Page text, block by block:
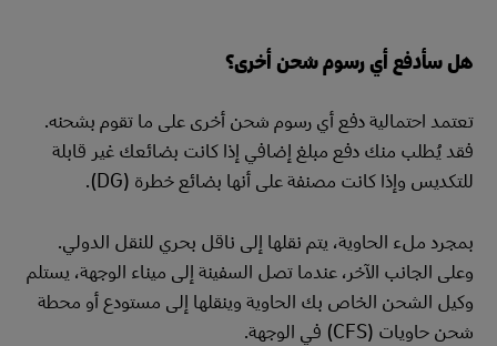
هل سأدفع أي رسوم شحن أخرى؟
تعتمد احتمالية دفع أي رسوم شحن أخرى على ما تقوم بشحنه.
فقد يُطلب منك دفع مبلغ إضافي إذا كانت بضائعك غير قابلة
للتكديس وإذا كانت مصنفة على أنها بضائع خطرة (DG).
بمجرد ملء الحاوية، يتم نقلها إلى ناقل بحري للنقل الدولي.
وعلى الجانب الآخر، عندما تصل السفينة إلى ميناء الوجهة، يستلم
وكيل الشحن الخاص بك الحاوية وينقلها إلى مستودع أو محطة
شحن حاويات (CFS) في الوجهة.